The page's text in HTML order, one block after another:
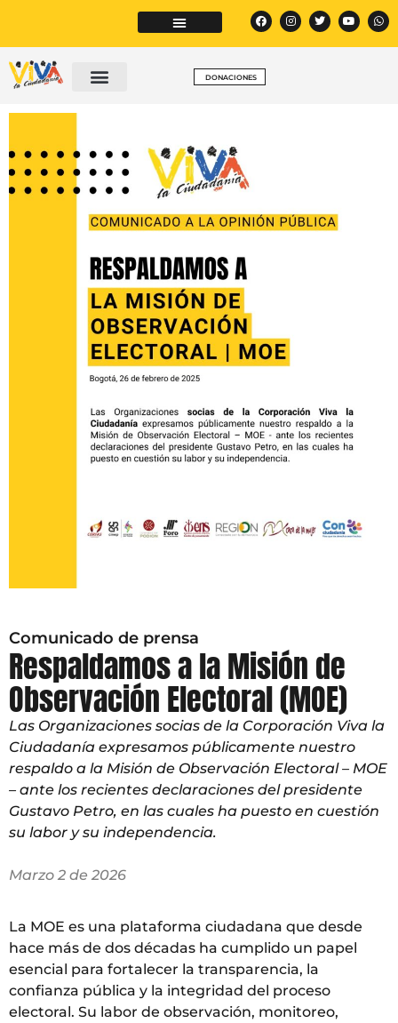
DONACIONES
Comunicado de prensa
Respaldamos a la Misión de
Observación Electoral (MOE)
Las Organizaciones socias de la Corporación Viva la
Ciudadanía expresamos públicamente nuestro
respaldo a la Misión de Observación Electoral – MOE
– ante los recientes declaraciones del presidente
Gustavo Petro, en las cuales ha puesto en cuestión
su labor y su independencia.
Marzo 2 de 2026
La MOE es una plataforma ciudadana que desde
hace más de dos décadas ha cumplido un papel
esencial para fortalecer la transparencia, la
confianza pública y la integridad del proceso
electoral. Su labor de observación, monitoreo,